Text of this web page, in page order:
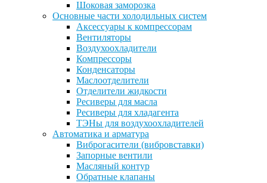
Шоковая заморозка
Основные части холодильных систем
Аксессуары к компрессорам
Вентиляторы
Воздухоохладители
Компрессоры
Конденсаторы
Маслоотделители
Отделители жидкости
Ресиверы для масла
Ресиверы для хладагента
ТЭНы для воздухоохладителей
Автоматика и арматура
Виброгасители (вибровставки)
Запорные вентили
Масляный контур
Обратные клапаны